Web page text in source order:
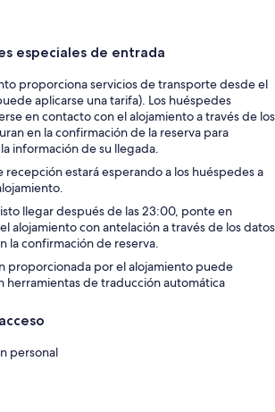
especiales de entrada
proporciona servicios de transporte desde el
aplicarse una tarifa). Los huéspedes
en contacto con el alojamiento a través de los
en la confirmación de la reserva para
información de su llegada.
recepción estará esperando a los huéspedes a
llegar después de las 23:00, ponte en
alojamiento con antelación a través de los datos
la confirmación de reserva.
proporcionada por el alojamiento puede
herramientas de traducción automática
personal